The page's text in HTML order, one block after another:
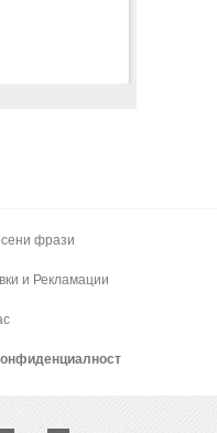
фрази
и Рекламации